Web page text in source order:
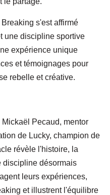
s'est affirmé
une discipline sportive
expérience unique
et témoignages pour
rebelle et créative.
Pecaud, mentor
de Lucky, champion de
révèle l'histoire, la
discipline désormais
leurs expériences,
et illustrent l'équilibre